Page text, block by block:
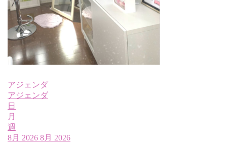
アジェンダ
アジェンダ
日
月
週
8月 2026 8月 2026